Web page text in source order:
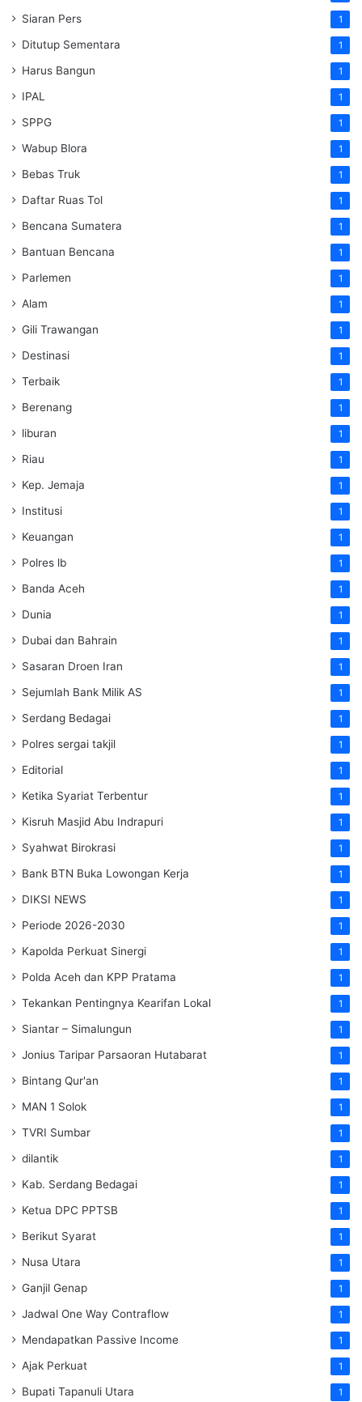
Siaran Pers 1
Ditutup Sementara 1
Harus Bangun 1
IPAL 1
SPPG 1
Wabup Blora 1
Bebas Truk 1
Daftar Ruas Tol 1
Bencana Sumatera 1
Bantuan Bencana 1
Parlemen 1
Alam 1
Gili Trawangan 1
Destinasi 1
Terbaik 1
Berenang 1
liburan 1
Riau 1
Kep. Jemaja 1
Institusi 1
Keuangan 1
Polres lb 1
Banda Aceh 1
Dunia 1
Dubai dan Bahrain 1
Sasaran Droen Iran 1
Sejumlah Bank Milik AS 1
Serdang Bedagai 1
Polres sergai takjil 1
Editorial 1
Ketika Syariat Terbentur 1
Kisruh Masjid Abu Indrapuri 1
Syahwat Birokrasi 1
Bank BTN Buka Lowongan Kerja 1
DIKSI NEWS 1
Periode 2026-2030 1
Kapolda Perkuat Sinergi 1
Polda Aceh dan KPP Pratama 1
Tekankan Pentingnya Kearifan Lokal 1
Siantar – Simalungun 1
Jonius Taripar Parsaoran Hutabarat 1
Bintang Qur'an 1
MAN 1 Solok 1
TVRI Sumbar 1
dilantik 1
Kab. Serdang Bedagai 1
Ketua DPC PPTSB 1
Berikut Syarat 1
Nusa Utara 1
Ganjil Genap 1
Jadwal One Way Contraflow 1
Mendapatkan Passive Income 1
Ajak Perkuat 1
Bupati Tapanuli Utara 1